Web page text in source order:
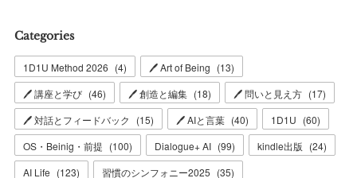
Categories
1D1U Method 2026 (4) 🖊 Art of Being (13)
🖊 講座と学び (46) 🖊 創造と編集 (18) 🖊 問いと見え方 (17)
🖊 対話とフィードバック
(15) 🖊 AIと言葉 (40) 1D1U (60)
OS・Beinig・前提 (100) Dialogue+ AI (99) kindle出版 (24)
AI Life (123) 習慣のシンフォニー2025 (35)